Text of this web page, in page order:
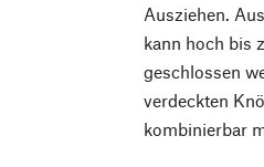
Ausziehen.
kann hoch bis
geschlossen
verdeckten
kombinierbar